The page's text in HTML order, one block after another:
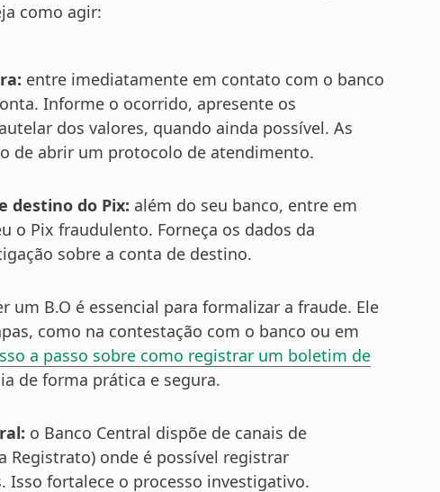
como agir:
entre imediatamente em contato com o banco
Informe o ocorrido, apresente os
dos valores, quando ainda possível. As
de abrir um protocolo de atendimento.
destino do Pix: além do seu banco, entre em
o Pix fraudulento. Forneça os dados da
sobre a conta de destino.
um B.O é essencial para formalizar a fraude. Ele
como na contestação com o banco ou em
a passo sobre como registrar um boletim de
de forma prática e segura.
o Banco Central dispõe de canais de
Registrato) onde é possível registrar
Isso fortalece o processo investigativo.